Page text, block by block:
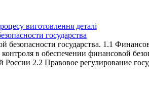
государства
государства. 1.1
в обеспечении финансовой
2.2 Правовое регулирование